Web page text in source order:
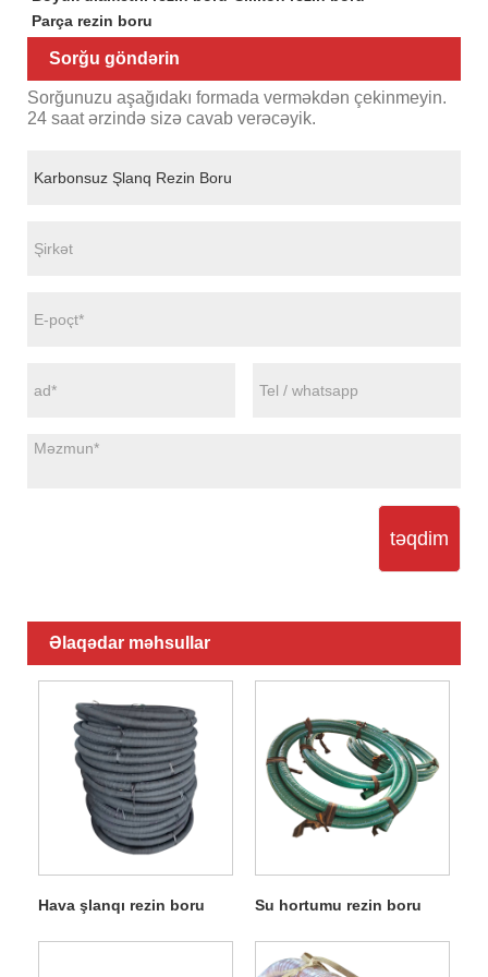
Parça rezin boru
Sorğu göndərin
Sorğunuzu aşağıdakı formada verməkdən çekinmeyin.
24 saat ərzində sizə cavab verəcəyik.
təqdim
Əlaqədar məhsullar
Hava şlanqı rezin boru Su hortumu rezin boru